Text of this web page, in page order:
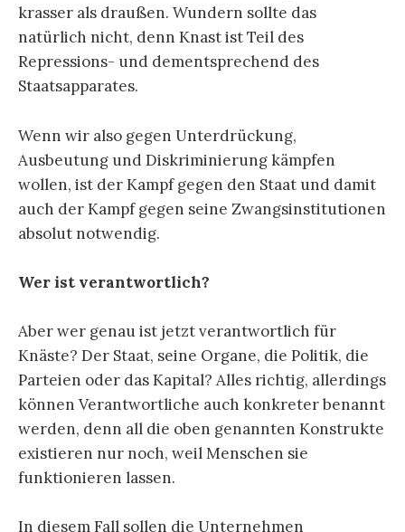
krasser als draußen. Wundern sollte das
natürlich nicht, denn Knast ist Teil des
Repressions- und dementsprechend des
Staatsapparates.
Wenn wir also gegen Unterdrückung,
Ausbeutung und Diskriminierung kämpfen
wollen, ist der Kampf gegen den Staat und damit
auch der Kampf gegen seine Zwangsinstitutionen
absolut notwendig.
Wer ist verantwortlich?
Aber wer genau ist jetzt verantwortlich für
Knäste? Der Staat, seine Organe, die Politik, die
Parteien oder das Kapital? Alles richtig, allerdings
können Verantwortliche auch konkreter benannt
werden, denn all die oben genannten Konstrukte
existieren nur noch, weil Menschen sie
funktionieren lassen.
In diesem Fall sollen die Unternehmen